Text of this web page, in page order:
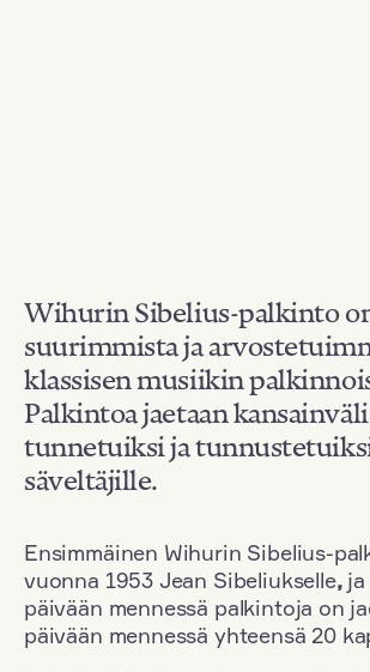
Wihurin Sibelius-palkinto
suurimmista ja
klassisen musiikin
Palkintoa jaetaan
tunnetuiksi ja
säveltäjille.
Ensimmäinen Wihurin Sibelius-
vuonna 1953 Jean Sibeliukselle,
päivään mennessä palkintoja on
päivään mennessä yhteensä 20